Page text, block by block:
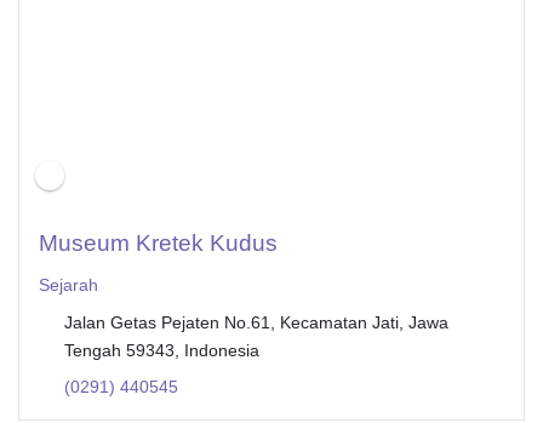
Museum Kretek Kudus
Sejarah
Jalan Getas Pejaten No.61, Kecamatan Jati, Jawa
Tengah 59343, Indonesia
(0291) 440545